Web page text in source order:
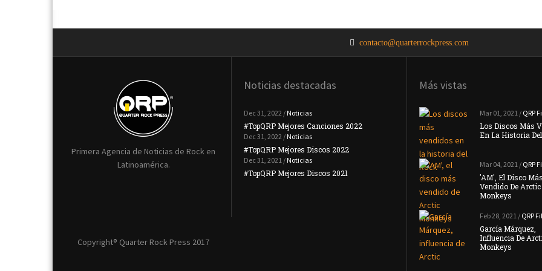
contacto@quarterrockpress.com
Primera Agencia de Noticias de Rock en
Latinoamérica.
Copyright® Quarter Rock Press 2017
Noticias destacadas
Dec 31, 2022 / Noticias
#TopQRP Mejores Canciones 2022
Dec 31, 2022 / Noticias
#TopQRP Mejores Discos 2022
Dec 31, 2021 / Noticias
#TopQRP Mejores Discos 2021
Noticias
#TopQRP Mejores Canciones 2021
Noticias
Placebo Anuncian Su Nuevo Disco 'Never
Let Me …
Noticias
Interpol Anuncian Que Su Nuevo Disco
Llegará …
Más vistas
Mar 01, 2021 / QRP
Los Discos Más
En La Historia Del
Mar 04, 2021 / QRP
'AM', El Disco Más
Vendido De Arctic
Monkeys
Feb 28, 2021 / QRP
García Márquez,
Influencia De
Monkeys